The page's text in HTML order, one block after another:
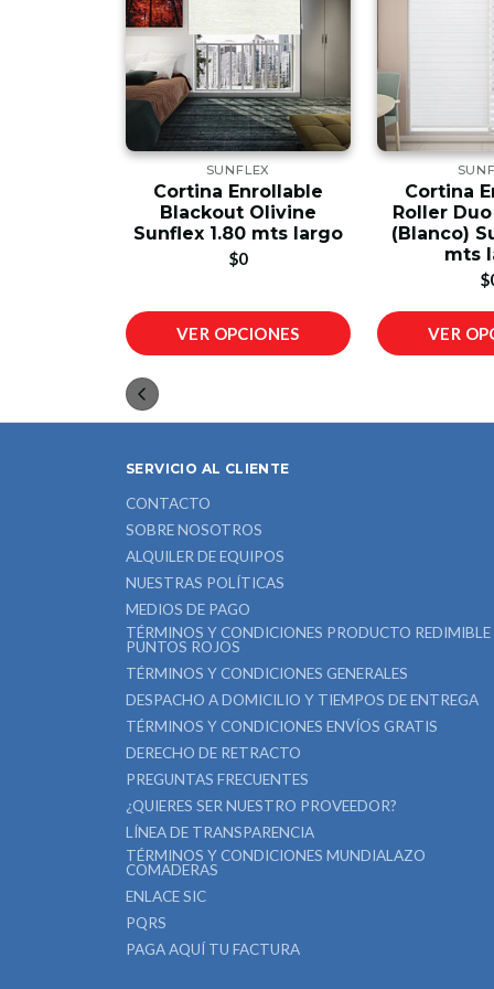
SUNFLEX
Cortina Enrollable
Blackout Olivine
Sunflex 1.80 mts largo
$0
VER OPCIONES
Cortina
Roller
(Blanco)
mts
VER
SERVICIO AL CLIENTE
CONTACTO
SOBRE NOSOTROS
ALQUILER DE EQUIPOS
NUESTRAS POLÍTICAS
MEDIOS DE PAGO
TÉRMINOS Y CONDICIONES PRODUCTO REDIMIBLE
PUNTOS ROJOS
TÉRMINOS Y CONDICIONES GENERALES
DESPACHO A DOMICILIO Y TIEMPOS DE ENTREGA
TÉRMINOS Y CONDICIONES ENVÍOS GRATIS
DERECHO DE RETRACTO
PREGUNTAS FRECUENTES
¿QUIERES SER NUESTRO PROVEEDOR?
LÍNEA DE TRANSPARENCIA
TÉRMINOS Y CONDICIONES MUNDIALAZO
COMADERAS
ENLACE SIC
PQRS
PAGA AQUÍ TU FACTURA